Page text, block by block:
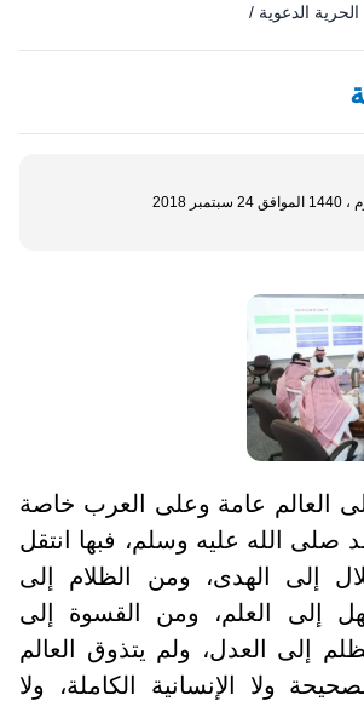
الحرية الدعوية /
العالم عامة وعلى العرب خاصة
صلى الله عليه وسلم، فبها انتقل
إلى الهدى، ومن الظلام إلى
إلى العلم، ومن القسوة إلى
إلى العدل، ولم يتذوق العالم
ولا الإنسانية الكاملة، ولا